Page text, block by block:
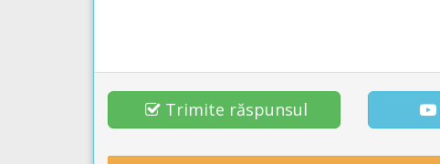
Trimite răspunsul